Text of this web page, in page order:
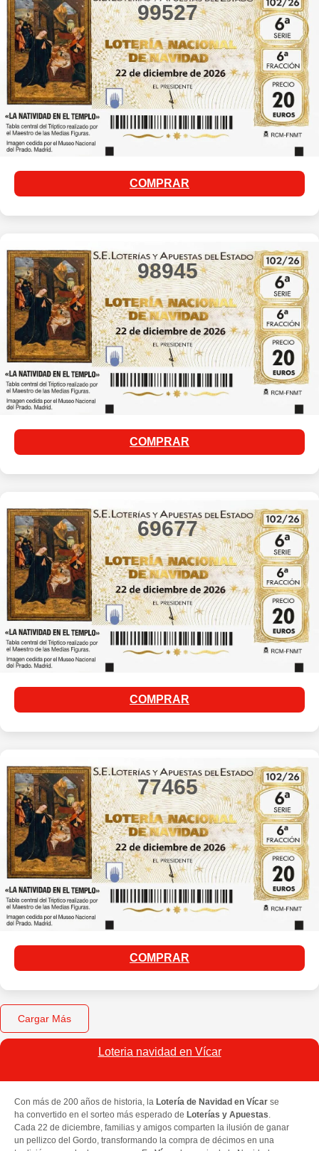
99527
COMPRAR
98945
COMPRAR
69677
COMPRAR
77465
COMPRAR
Cargar Más
Loteria navidad en Vícar​
Con más de 200 años de historia, la Lotería de Navidad en Vícar se
ha convertido en el sorteo más esperado de Loterías y Apuestas.
Cada 22 de diciembre, familias y amigos comparten la ilusión de ganar
un pellizco del Gordo, transformando la compra de décimos en una